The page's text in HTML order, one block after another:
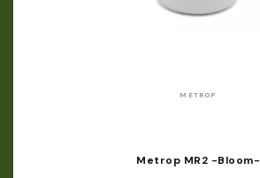
METROP
Metrop MR2 -Bloom-